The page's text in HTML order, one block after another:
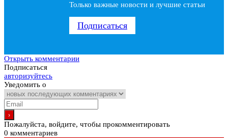
Только важные новости и лучшие статьи
Подписаться
Открыть комментарии
Подписаться
авторизуйтесь
Уведомить о
Пожалуйста, войдите, чтобы прокомментировать
0 комментариев